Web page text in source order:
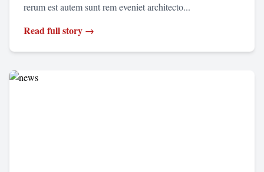
rerum est autem sunt rem eveniet architecto...
Read full story →